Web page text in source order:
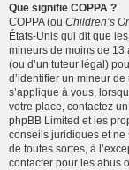
Que signifie COPPA ?
COPPA (ou Children’s
États-Unis qui dit que
mineurs de moins de 13
(ou d’un tuteur légal)
d’identifier un mineur
s’applique à vous,
votre place, contactez
phpBB Limited et les
conseils juridiques et
de toutes sortes, à
contacter pour les abus